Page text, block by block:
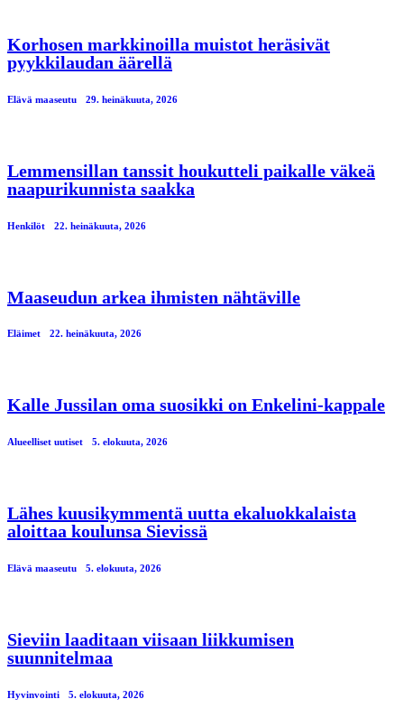
Korhosen markkinoilla muistot heräsivät
pyykkilaudan äärellä
Elävä maaseutu 29. heinäkuuta, 2026
Lemmensillan tanssit houkutteli paikalle väkeä
naapurikunnista saakka
Henkilöt 22. heinäkuuta, 2026
Maaseudun arkea ihmisten nähtäville
Eläimet 22. heinäkuuta, 2026
Kalle Jussilan oma suosikki on Enkelini-kappale
Alueelliset uutiset 5. elokuuta, 2026
Lähes kuusikymmentä uutta ekaluokkalaista
aloittaa koulunsa Sievissä
Elävä maaseutu 5. elokuuta, 2026
Sieviin laaditaan viisaan liikkumisen
suunnitelmaa
Hyvinvointi 5. elokuuta, 2026